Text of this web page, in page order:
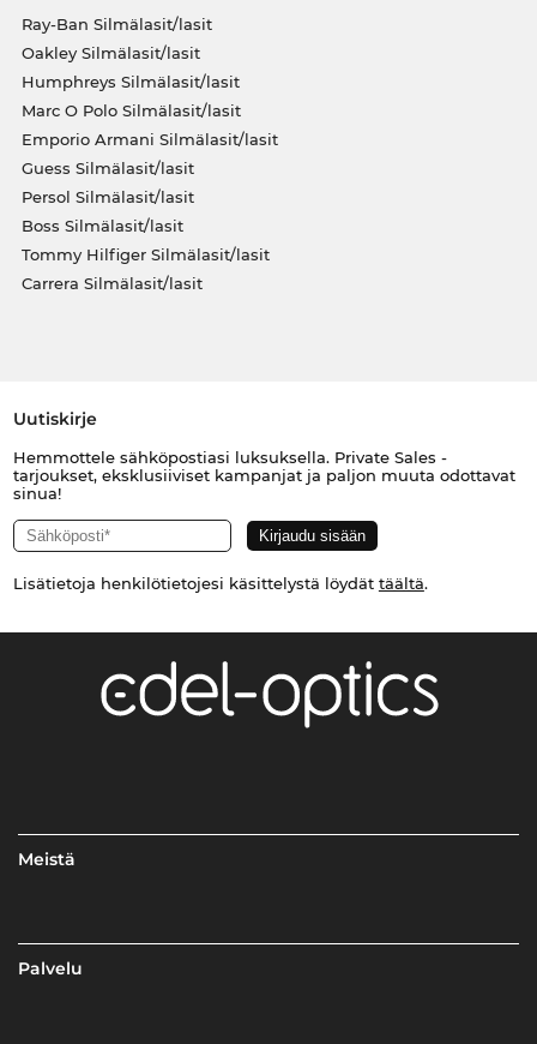
Ray-Ban Silmälasit/lasit
Oakley Silmälasit/lasit
Humphreys Silmälasit/lasit
Marc O Polo Silmälasit/lasit
Emporio Armani Silmälasit/lasit
Guess Silmälasit/lasit
Persol Silmälasit/lasit
Boss Silmälasit/lasit
Tommy Hilfiger Silmälasit/lasit
Carrera Silmälasit/lasit
Uutiskirje
Hemmottele sähköpostiasi luksuksella. Private Sales -
tarjoukset, eksklusiiviset kampanjat ja paljon muuta odottavat
sinua!
Lisätietoja henkilötietojesi käsittelystä löydät täältä.
Meistä
Palvelu